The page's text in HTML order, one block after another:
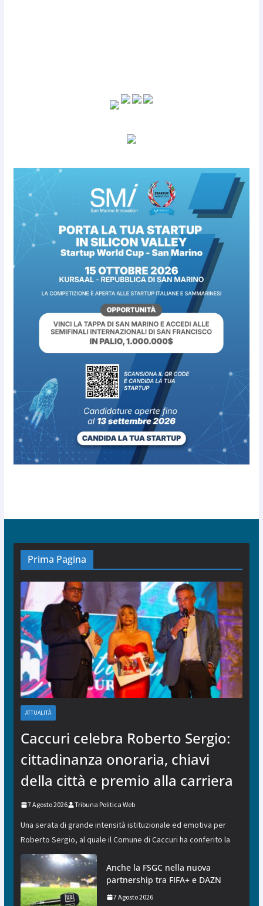
Prima Pagina
ATTUALITÀ
Caccuri celebra Roberto Sergio:
cittadinanza onoraria, chiavi
della città e premio alla carriera
7 Agosto 2026 Tribuna Politica Web
Una serata di grande intensità istituzionale ed emotiva per
Roberto Sergio, al quale il Comune di Caccuri ha conferito la
Anche la FSGC nella nuova
partnership tra FIFA+ e DAZN
7 Agosto 2026